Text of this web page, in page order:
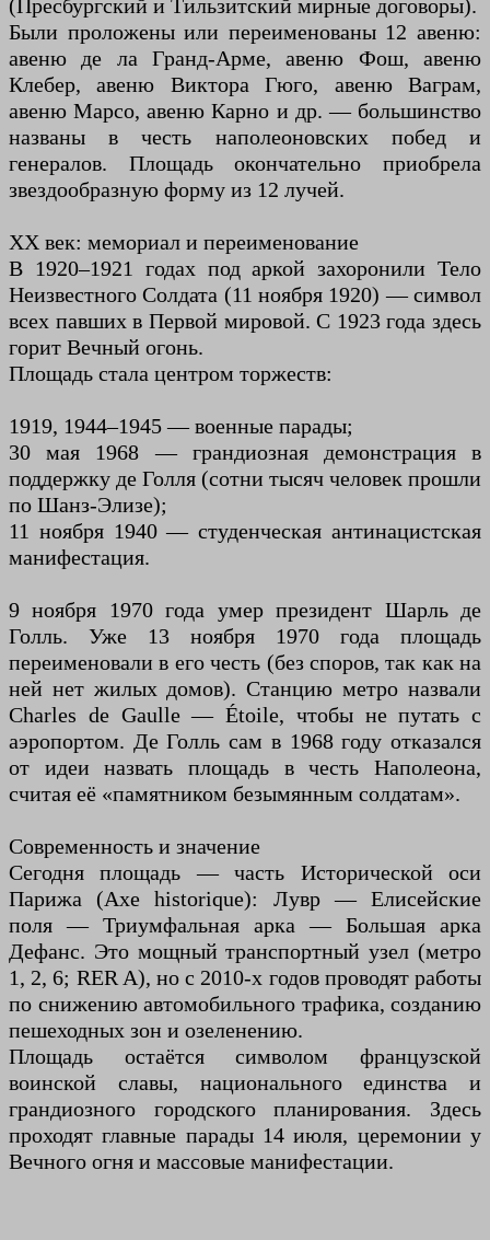
(Пресбургский и Тильзитский мирные договоры).
Были проложены или переименованы 12 авеню:
авеню де ла Гранд-Арме, авеню Фош, авеню
Клебер, авеню Виктора Гюго, авеню Ваграм,
авеню Марсо, авеню Карно и др. — большинство
названы в честь наполеоновских побед и
генералов. Площадь окончательно приобрела
звездообразную форму из 12 лучей.
XX век: мемориал и переименование
В 1920–1921 годах под аркой захоронили Тело
Неизвестного Солдата (11 ноября 1920) — символ
всех павших в Первой мировой. С 1923 года здесь
горит Вечный огонь.
Площадь стала центром торжеств:
1919, 1944–1945 — военные парады;
30 мая 1968 — грандиозная демонстрация в
поддержку де Голля (сотни тысяч человек прошли
по Шанз-Элизе);
11 ноября 1940 — студенческая антинацистская
манифестация.
9 ноября 1970 года умер президент Шарль де
Голль. Уже 13 ноября 1970 года площадь
переименовали в его честь (без споров, так как на
ней нет жилых домов). Станцию метро назвали
Charles de Gaulle — Étoile, чтобы не путать с
аэропортом. Де Голль сам в 1968 году отказался
от идеи назвать площадь в честь Наполеона,
считая её «памятником безымянным солдатам».
Современность и значение
Сегодня площадь — часть Исторической оси
Парижа (Axe historique): Лувр — Елисейские
поля — Триумфальная арка — Большая арка
Дефанс. Это мощный транспортный узел (метро
1, 2, 6; RER A), но с 2010-х годов проводят работы
по снижению автомобильного трафика, созданию
пешеходных зон и озеленению.
Площадь остаётся символом французской
воинской славы, национального единства и
грандиозного городского планирования. Здесь
проходят главные парады 14 июля, церемонии у
Вечного огня и массовые манифестации.